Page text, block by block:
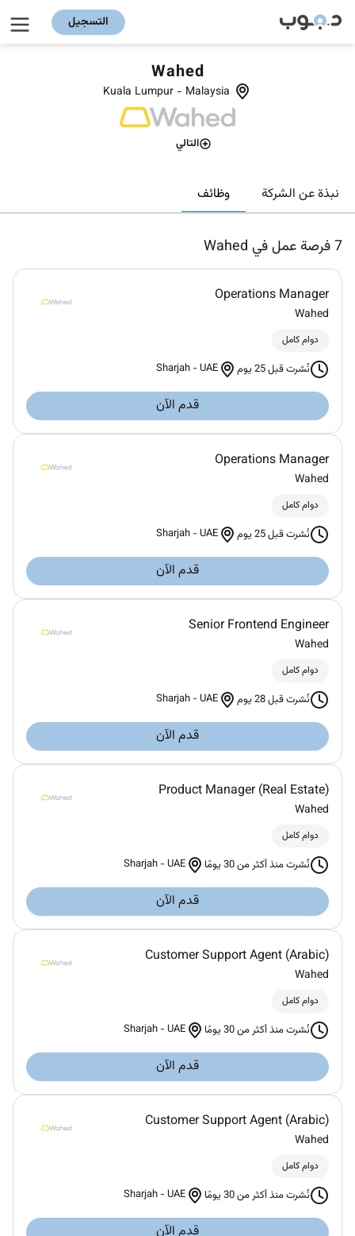
التسجيل
Wahed
Kuala Lumpur - Malaysia
التالي
نبذة عن الشركة وظائف
7فرصة عمل في Wahed
Operations Manager
Wahed
دوام كامل
نُشرت قبل 25 يوم Sharjah -UAE
قدم الآن
Operations Manager
Wahed
دوام كامل
نُشرت قبل 25 يوم Sharjah -UAE
قدم الآن
Senior Frontend Engineer
Wahed
دوام كامل
نُشرت قبل 28 يوم Sharjah -UAE
قدم الآن
Product Manager (Real Estate)
Wahed
دوام كامل
نُشرت منذ أكثر من 30 يومًا Sharjah -UAE
قدم الآن
Customer Support Agent (Arabic)
Wahed
دوام كامل
نُشرت منذ أكثر من 30 يومًا Sharjah -UAE
قدم الآن
Customer Support Agent (Arabic)
Wahed
دوام كامل
نُشرت منذ أكثر من 30 يومًا Sharjah -UAE
قدم الآن